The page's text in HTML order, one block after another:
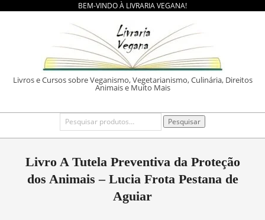
BEM-VINDO À LIVRARIA VEGANA!
LIVRARIA
Livros e Cursos sobre Veganismo, Vegetarianismo, Culinária, Direitos
Animais e Muito Mais
Primary
Pesquisar
por:
Pesquisar
Livro A Tutela Preventiva da Proteção
dos Animais – Lucia Frota Pestana de
Aguiar